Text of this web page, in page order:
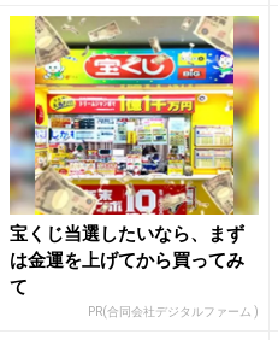
宝くじ当選したいなら、まず
は金運を上げてから買ってみ
て
PR(合同会社デジタルファーム )